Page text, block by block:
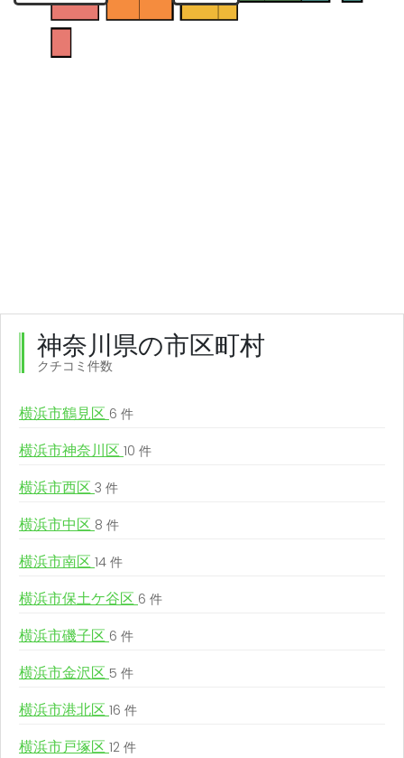
神奈川県の市区町村
クチコミ件数
横浜市鶴見区 6 件
横浜市神奈川区 10 件
横浜市西区 3 件
横浜市中区 8 件
横浜市南区 14 件
横浜市保土ケ谷区 6 件
横浜市磯子区 6 件
横浜市金沢区 5 件
横浜市港北区 16 件
横浜市戸塚区 12 件